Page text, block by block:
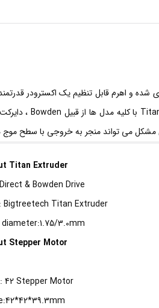
Titan Extruder
& Bowden Drive
Bigtreetech Titan Extruder
3.0mm
Stepper Motor
42 Stepper Motor